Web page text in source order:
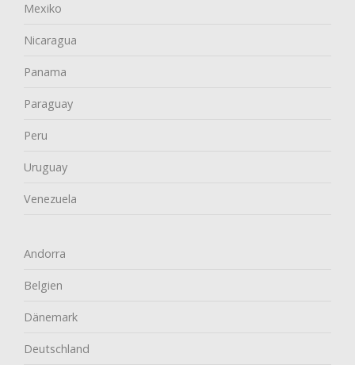
Mexiko
Nicaragua
Panama
Paraguay
Peru
Uruguay
Venezuela
Andorra
Belgien
Dänemark
Deutschland